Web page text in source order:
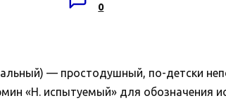
0
— простодушный, по-детски
«Н. испытуемый» для обозначения